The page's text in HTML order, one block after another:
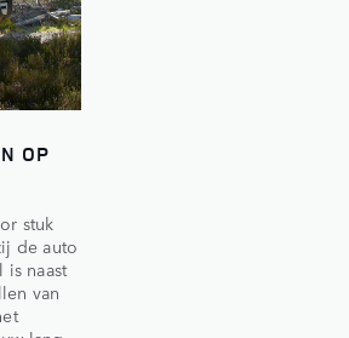
OP
stuk
de auto
naast
van